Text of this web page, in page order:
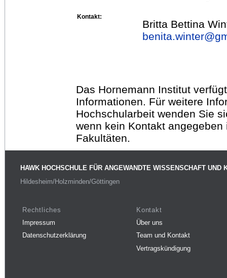
Kontakt:
Britta Bettina
benita.winter@
Das Hornemann Institut
Informationen. Für weitere
Hochschularbeit wenden Sie
wenn kein Kontakt
Fakultäten.
HAWK HOCHSCHULE FÜR ANGEWANDTE WISSENSCHAFT UND
Hildesheim/Holzminden/Göttingen
Rechtliches
Impressum
Datenschutzerklärung
Kontakt
Über uns
Team und Kontakt
Vertragskündigung